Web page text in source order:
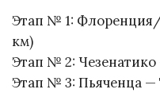
Этап № 1:
км)
Этап № 2:
Этап № 3: Пьяченца —